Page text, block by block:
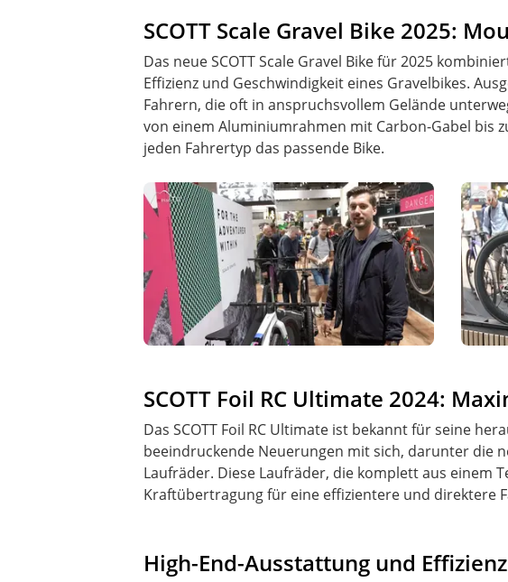
SCOTT Scale Gravel Bike 2025:
Das neue SCOTT Scale Gravel Bike für 2025
Effizienz und Geschwindigkeit eines Gravelbikes.
Fahrern, die oft in anspruchsvollem Gelände
von einem Aluminiumrahmen mit Carbon-Gabel bis
jeden Fahrertyp das passende Bike.
SCOTT Foil RC Ultimate 2024:
Das SCOTT Foil RC Ultimate ist bekannt für seine
beeindruckende Neuerungen mit sich, darunter die
Laufräder. Diese Laufräder, die komplett aus einem
Kraftübertragung für eine effizientere und direktere
High-End-Ausstattung und